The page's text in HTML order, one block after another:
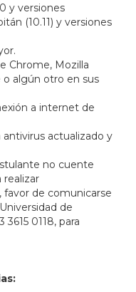
y versiones
(10.11) y versiones
Chrome, Mozilla
o algún otro en sus
a internet de
actualizado y
no cuente
realizar
de comunicarse
de
3615 0118, para